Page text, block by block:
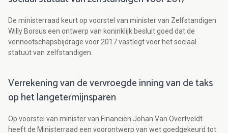
De ministerraad keurt op voorstel van minister van Zelfstandigen
Willy Borsus een ontwerp van koninklijk besluit goed dat de
vennootschapsbijdrage voor 2017 vastlegt voor het sociaal
statuut van zelfstandigen.
Verrekening van de vervroegde inning van de taks
op het langetermijnsparen
Op voorstel van minister van Financiën Johan Van Overtveldt
heeft de Ministerraad een voorontwerp van wet goedgekeurd tot